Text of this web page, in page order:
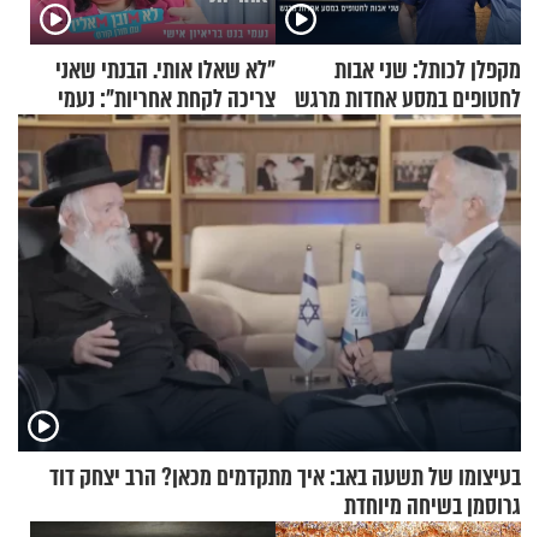
מקפלן לכותל: שני אבות
לחטופים במסע אחדות מרגש
"לא שאלו אותי. הבנתי שאני
צריכה לקחת אחריות": נעמי
בנט בריאיון אישי
בעיצומו של תשעה באב: איך מתקדמים מכאן? הרב יצחק דוד
גרוסמן בשיחה מיוחדת